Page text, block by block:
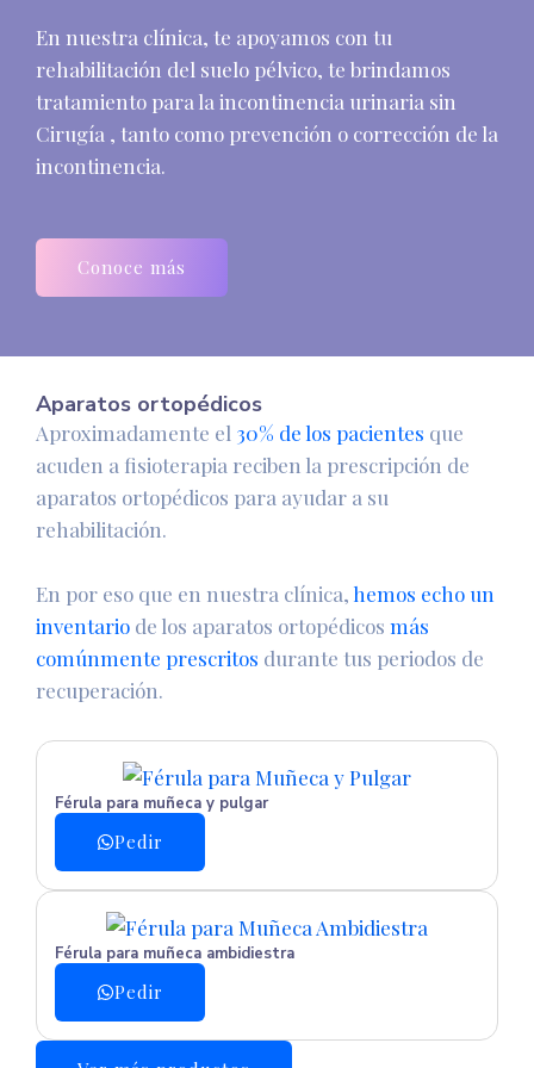
En nuestra clínica, te apoyamos con tu
rehabilitación del suelo pélvico, te brindamos
tratamiento para la incontinencia urinaria sin
Cirugía , tanto como prevención o corrección de la
incontinencia.
Conoce más
Aparatos ortopédicos
Aproximadamente el 30% de los pacientes que
acuden a fisioterapia reciben la prescripción de
aparatos ortopédicos para ayudar a su
rehabilitación.
En por eso que en nuestra clínica,hemos echo un
inventario de los aparatos ortopédicos más
comúnmente prescritos durante tus periodos de
recuperación.
Férula para muñeca y pulgar
Pedir
Férula para muñeca ambidiestra
Pedir